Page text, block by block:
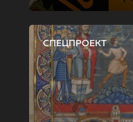
СПЕЦПРОЕКТ